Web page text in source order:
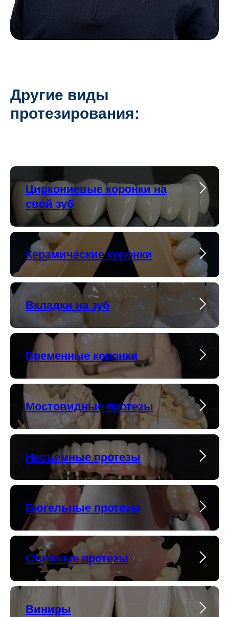
Другие виды
протезирования:
Циркониевые коронки на
свой зуб
Керамические коронки
Вкладки на зуб
Временные коронки
Мостовидные протезы
Несъемные протезы
Бюгельные протезы
Съемные протезы
Виниры